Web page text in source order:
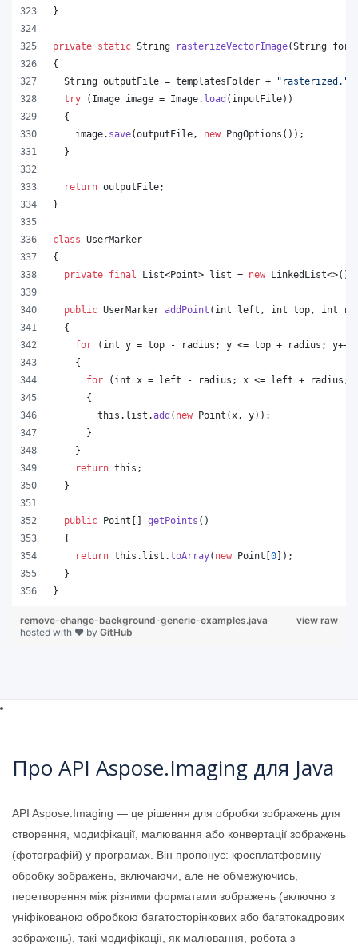
}
private static String rasterizeVectorImage(String
{
String outputFile = templatesFolder + "rasterized."
try ( Image image = Image. load ( inputFile))
  {
image. save(outputFile , new PngOptions ());
  }
return outputFile;
}
class UserMarker
{
private final List<Point> list = new LinkedList<>();
public UserMarker addPoint ( int left , int top , int
  {
for ( int y = top - radius ; y <= top + radius ; y++)
    {
for ( int x = left - radius ; x <= left + radius ;
      {
this . list .add ( new Point ( x , y));
      }
    }
return this ;
  }
public Point [] getPoints ()
  {
return this . list .toArray( new Point [0]);
  }
}
view raw
remove-change-background-generic-examples.java
hosted with ❤ by GitHub
Про API Aspose.Imaging для Java
API Aspose.Imaging — це рішення для обробки зображень для
створення, модифікації, малювання або конвертації зображень
(фотографій) у програмах. Він пропонує: кросплатформну
обробку зображень, включаючи, але не обмежуючись,
перетворення між різними форматами зображень (включно з
уніфікованою обробкою багатосторінкових або багатокадрових
зображень), такі модифікації, як малювання, робота з